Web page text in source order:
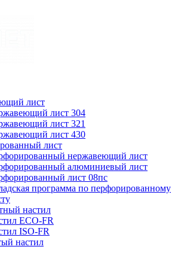
лист
лист 304
лист 321
лист 430
лист
нержавеющий лист
алюминиевый лист
лист 08пс
программа по перфорированному
настил
ECO-FR
ISO-FR
настил